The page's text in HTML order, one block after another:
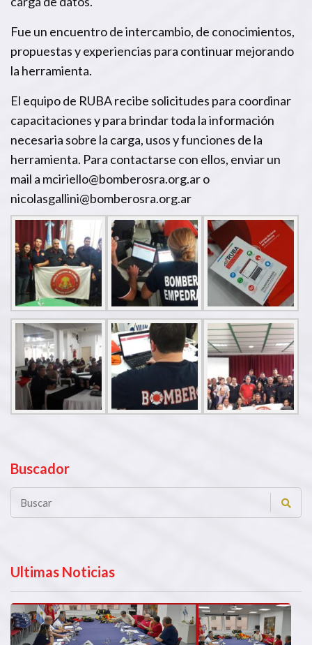
Fue un encuentro de intercambio, de conocimientos,
propuestas y experiencias para continuar mejorando
la herramienta.
El equipo de RUBA recibe solicitudes para coordinar
capacitaciones y para brindar toda la información
necesaria sobre la carga, usos y funciones de la
herramienta. Para contactarse con ellos, enviar un
mail a mciriello@bomberosra.org.ar o
nicolasgallini@bomberosra.org.ar
Buscador
Ultimas Noticias